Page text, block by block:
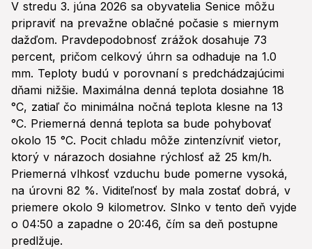
V stredu 3. júna 2026 sa obyvatelia Senice môžu
pripraviť na prevažne oblačné počasie s miernym
dažďom. Pravdepodobnosť zrážok dosahuje 73
percent, pričom celkový úhrn sa odhaduje na 1.0
mm. Teploty budú v porovnaní s predchádzajúcimi
dňami nižšie. Maximálna denná teplota dosiahne 18
°C, zatiaľ čo minimálna nočná teplota klesne na 13
°C. Priemerná denná teplota sa bude pohybovať
okolo 15 °C. Pocit chladu môže zintenzívniť vietor,
ktorý v nárazoch dosiahne rýchlosť až 25 km/h.
Priemerná vlhkosť vzduchu bude pomerne vysoká,
na úrovni 82 %. Viditeľnosť by mala zostať dobrá, v
priemere okolo 9 kilometrov. Slnko v tento deň vyjde
o 04:50 a zapadne o 20:46, čím sa deň postupne
predlžuje.